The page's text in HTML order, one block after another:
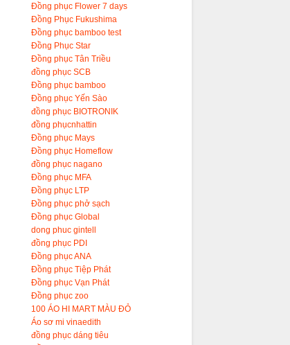
Đồng phục Flower 7 days
Đồng Phục Fukushima
Đồng phục bamboo test
Đồng Phục Star
Đồng phục Tân Triều
đồng phục SCB
Đồng phục bamboo
Đồng phục Yến Sào
đồng phục BIOTRONIK
đồng phụcnhattin
Đồng phục Mays
Đồng phục Homeflow
đồng phục nagano
Đồng phục MFA
Đồng phục LTP
Đồng phục phở sạch
Đồng phục Global
dong phuc gintell
đồng phục PDI
Đồng phục ANA
Đồng phục Tiệp Phát
Đồng phục Vạn Phát
Đồng phục zoo
100 ÁO HI MART MÀU ĐỎ
Áo sơ mi vinaedith
đồng phục dáng tiêu